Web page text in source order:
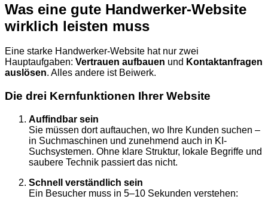
Was eine gute Handwerker-Website
wirklich leisten muss
Eine starke Handwerker-Website hat nur zwei
Hauptaufgaben: Vertrauen aufbauen und Kontaktanfragen
auslösen. Alles andere ist Beiwerk.
Die drei Kernfunktionen Ihrer Website
Auffindbar sein
Sie müssen dort auftauchen, wo Ihre Kunden suchen –
in Suchmaschinen und zunehmend auch in KI-
Suchsystemen. Ohne klare Struktur, lokale Begriffe und
saubere Technik passiert das nicht.
Schnell verständlich sein
Ein Besucher muss in 5–10 Sekunden verstehen: